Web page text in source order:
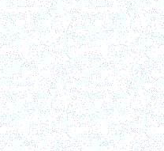
сердце
свой
Новому